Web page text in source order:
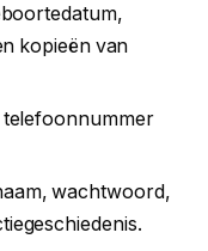
kopieën van
telefoonnummer
wachtwoord,